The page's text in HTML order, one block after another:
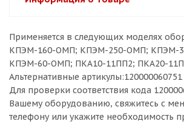
Применяется в следующих моделях
КПЭМ-160-ОМП; КПЭМ-250-ОМП; КПЭМ-
КПЭМ-60-ОМП; ПКА10-11ПП2; ПКА20-
Альтернативные артикулы:120000060751
Для проверки соответствия кода
Вашему оборудованию, свяжитесь с
телефону или укажите необходимость